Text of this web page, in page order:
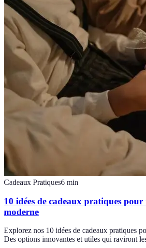
Cadeaux Pratiques6 min
10 idées de cadeaux pratiques
moderne
Explorez nos 10 idées de cadeaux pratiques
Des options innovantes et utiles qui raviront